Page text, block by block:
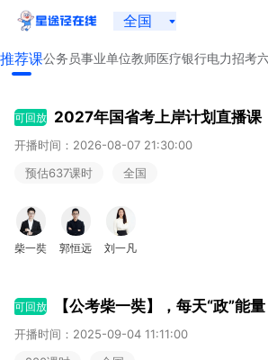
全国
推荐课公务员事业单位教师医疗银行电力招考
可回放 2027年国省考上岸计划直播课
开播时间：2026-08-07 21:30:00
预估637课时
全国
柴一奘 郭恒远 刘一凡
可回放 【公考柴一奘】，每天“政”能量
开播时间：2025-09-04 11:11:00